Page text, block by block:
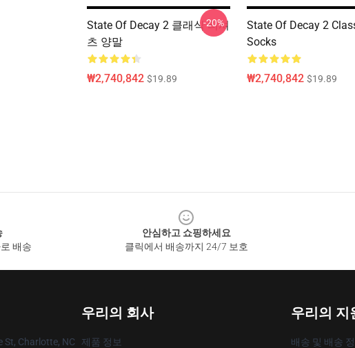
State Of Decay 2 클래식 티셔
츠 양말
₩2,740,842 $19.89
-20%
State Of Decay 2
Socks
₩2,740,842 $19.89
배송
안심하고 쇼핑하세요
클릭에서 배송까지 24/7 보호
St, Charlotte, NC
우리의 회사
제품 정보
우리의 지
배송 및 배송